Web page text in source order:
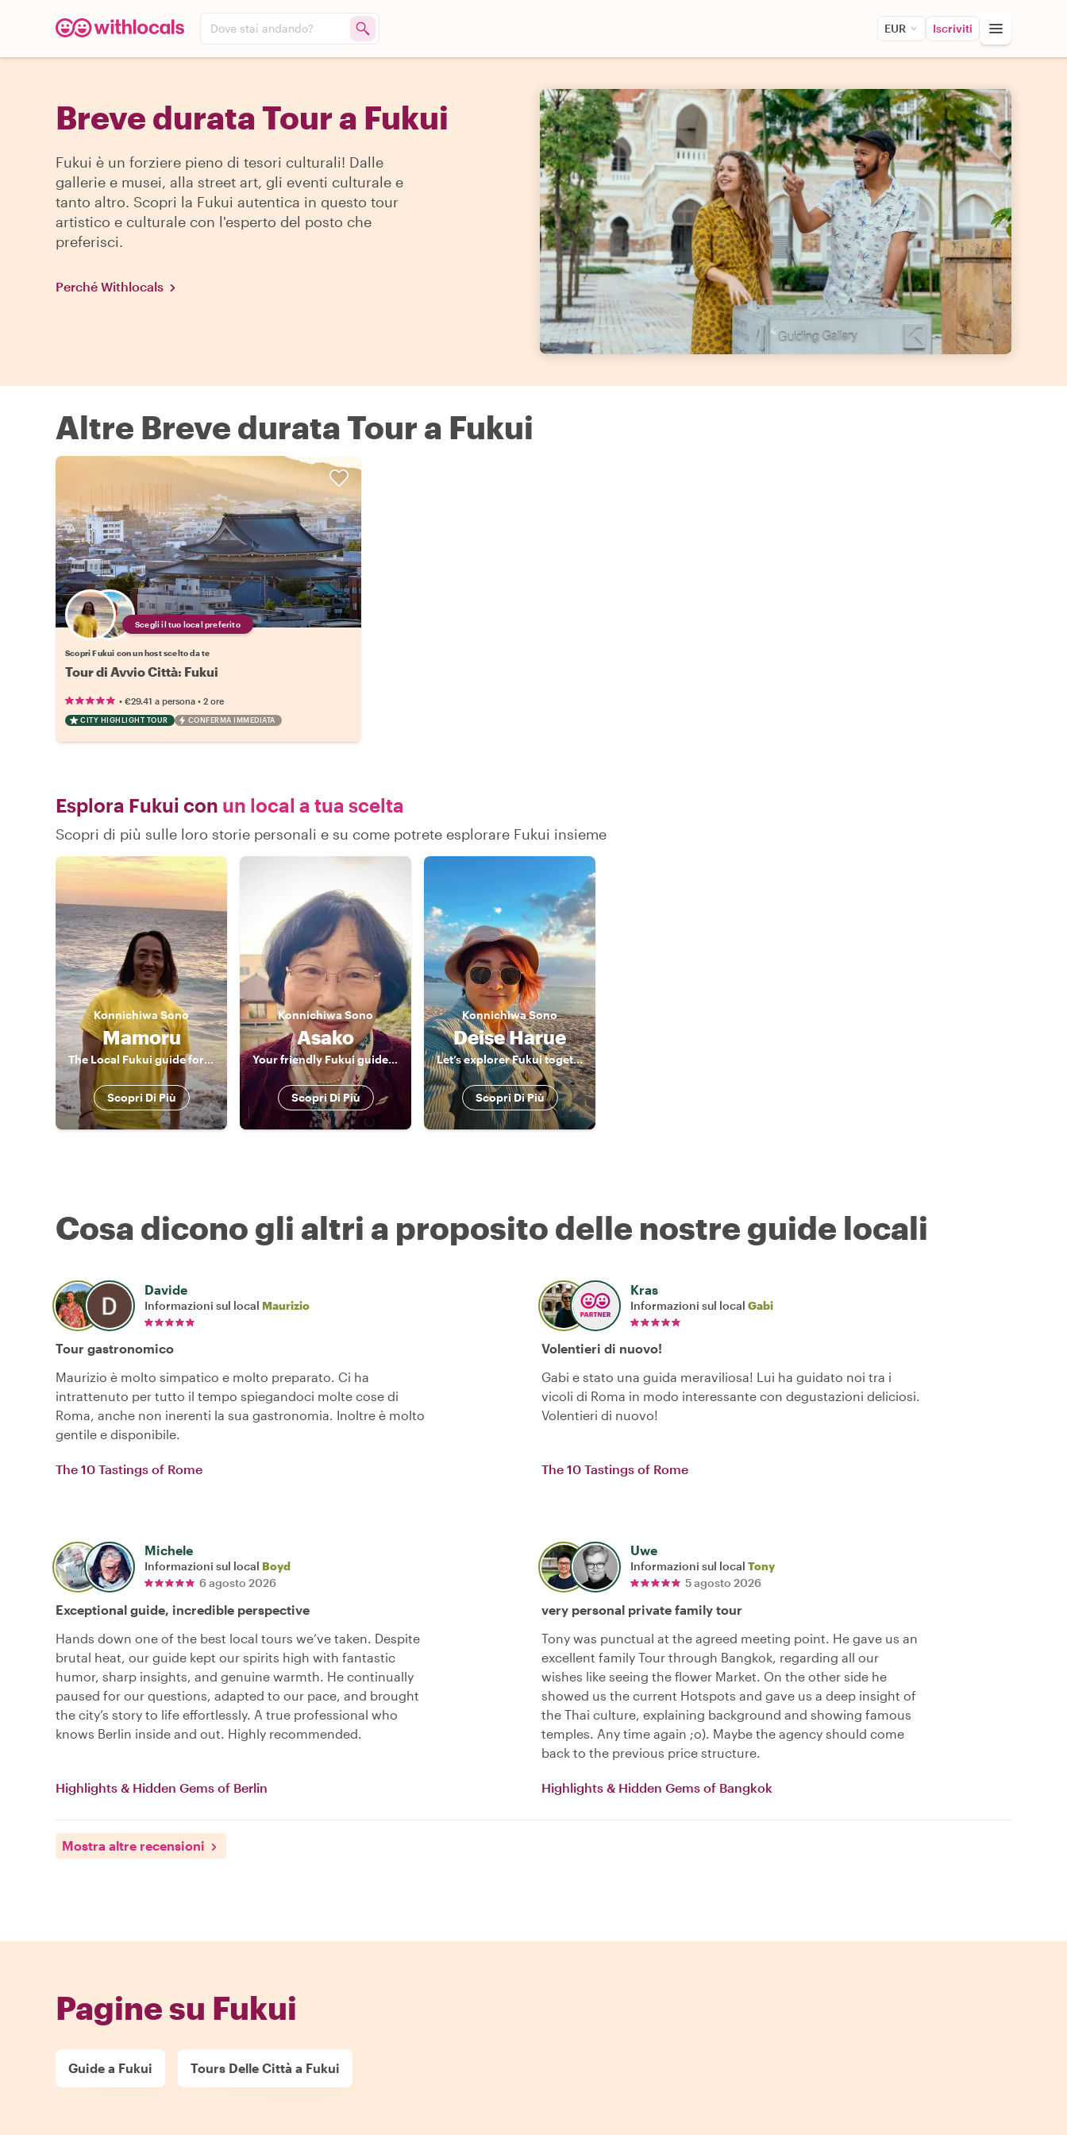
Dove stai andando? EUR Iscriviti
Breve durata Tour a Fukui
Fukui è un forziere pieno di tesori culturali! Dalle
gallerie e musei, alla street art, gli eventi culturale e
tanto altro. Scopri la Fukui autentica in questo tour
artistico e culturale con l'esperto del posto che
preferisci.
Perché Withlocals
Altre Breve durata Tour a Fukui
Scegli il tuo local preferito
Scopri Fukui con un host scelto da te
Tour di Avvio Città: Fukui
• €29.41 a persona • 2 ore
CITY HIGHLIGHT TOUR CONFERMA IMMEDIATA
Esplora Fukui con un local a tua scelta
Scopri di più sulle loro storie personali e su come potrete esplorare Fukui insieme
KonnichiwaSono
Mamoru
The Local Fukui guide for food and train lover!
Scopri Di Più
KonnichiwaSono
Asako
Your friendly Fukui guide! English，Japanese
Scopri Di Più
KonnichiwaSono
Deise Harue
Let’s explorer Fukui together
Scopri Di Più
Cosa dicono gli altri a proposito delle nostre guide locali
Davide
Informazioni sul local Maurizio
Tour gastronomico
Maurizio è molto simpatico e molto preparato. Ci ha
intrattenuto per tutto il tempo spiegandoci molte cose di
Roma, anche non inerenti la sua gastronomia. Inoltre è molto
gentile e disponibile.
The 10 Tastings of Rome
Kras
Informazioni sul local Gabi
Volentieri di nuovo!
Gabi e stato una guida meraviliosa! Lui ha guidato noi tra i
vicoli di Roma in modo interessante con degustazioni deliciosi.
Volentieri di nuovo!
The 10 Tastings of Rome
Michele
Informazioni sul local Boyd
6 agosto 2026
Exceptional guide, incredible perspective
Hands down one of the best local tours we’ve taken. Despite
brutal heat, our guide kept our spirits high with fantastic
humor, sharp insights, and genuine warmth. He continually
paused for our questions, adapted to our pace, and brought
the city’s story to life effortlessly. A true professional who
knows Berlin inside and out. Highly recommended.
Highlights & Hidden Gems of Berlin
Uwe
Informazioni sul local Tony
5 agosto 2026
very personal private family tour
Tony was punctual at the agreed meeting point. He gave us an
excellent family Tour through Bangkok, regarding all our
wishes like seeing the flower Market. On the other side he
showed us the current Hotspots and gave us a deep insight of
the Thai culture, explaining background and showing famous
temples. Any time again ;o). Maybe the agency should come
back to the previous price structure.
Highlights & Hidden Gems of Bangkok
Mostra altre recensioni
Pagine su Fukui
Guide a Fukui Tours Delle Città a Fukui